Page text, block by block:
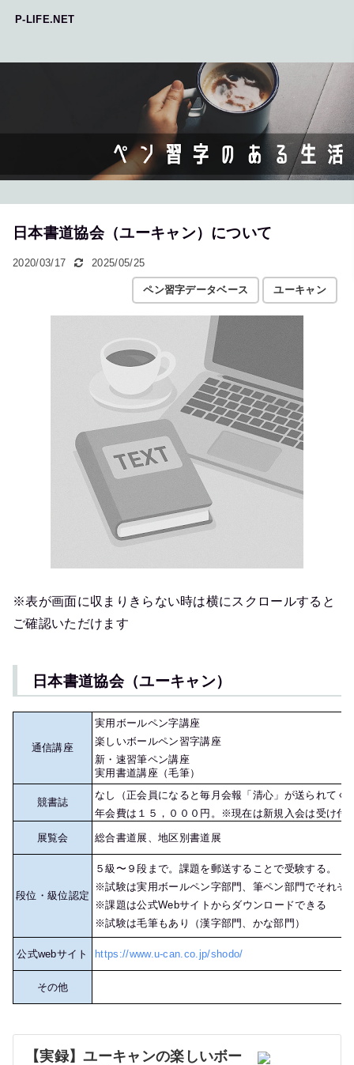
P-LIFE.NET
日本書道協会（ユーキャン）について
2020/03/17 2025/05/25
ペン習字データベース ユーキャン
※表が画面に収まりきらない時は横にスクロールすると
ご確認いただけます
日本書道協会（ユーキャン）
通信講座
実用ボールペン字講座
楽しいボールペン習字講座
新・速習筆ペン講座
実用書道講座（毛筆）
競書誌
なし（正会員になると毎月会報「清心」が送られてく
年会費は１５，０００円。※現在は新規入会は受け付
展覧会 総合書道展、地区別書道展
段位・級位認定
５級〜９段まで。課題を郵送することで受験する。
※試験は実用ボールペン字部門、筆ペン部門でそれぞ
※課題は公式Webサイトからダウンロードできる
※試験は毛筆もあり（漢字部門、かな部門）
公式webサイト https://www.u-can.co.jp/shodo/
その他
【実録】ユーキャンの楽しいボー